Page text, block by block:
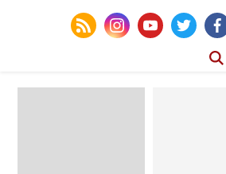
facebook
twitter
youtube
instagram
rss feed